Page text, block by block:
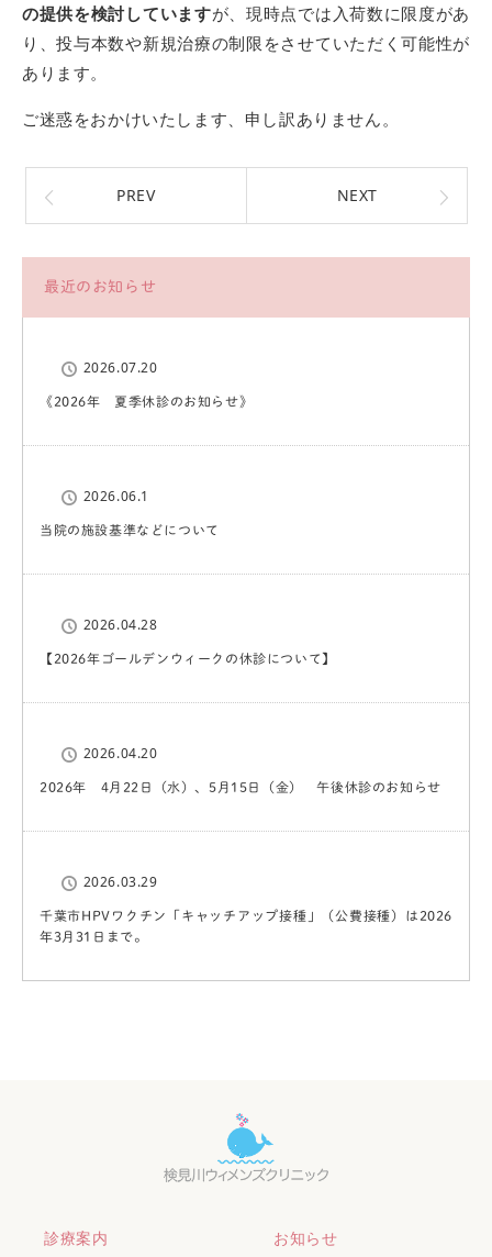
の提供を検討していますが、現時点では入荷数に限度があ
り、投与本数や新規治療の制限をさせていただく可能性が
あります。
ご迷惑をおかけいたします、申し訳ありません。
PREV NEXT
最近のお知らせ
2026.07.20
《2026年 夏季休診のお知らせ》
2026.06.1
当院の施設基準などについて
2026.04.28
【2026年ゴールデンウィークの休診について】
2026.04.20
2026年 4月22日（水）、5月15日（金） 午後休診のお知らせ
2026.03.29
千葉市HPVワクチン「キャッチアップ接種」（公費接種）は2026
年3月31日まで。
診療案内 お知らせ